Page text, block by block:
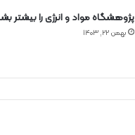
پژوهشگاه مواد و انرژی را بیشتر
بهمن ۲۲, ۱۴۰۳